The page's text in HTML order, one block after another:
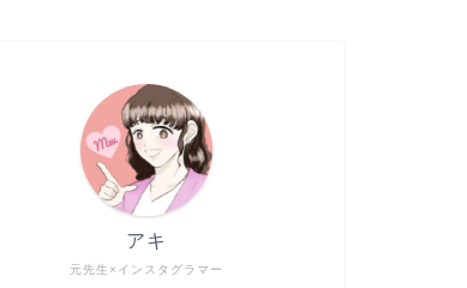
元先生×インスタグラマー
アキ